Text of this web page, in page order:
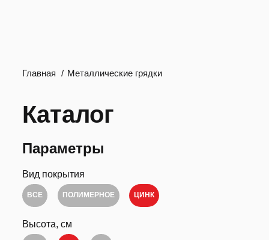
Главная Металлические грядки
Каталог
Параметры
Вид покрытия
ВСЕ ПОЛИМЕРНОЕ ЦИНК
Высота, см